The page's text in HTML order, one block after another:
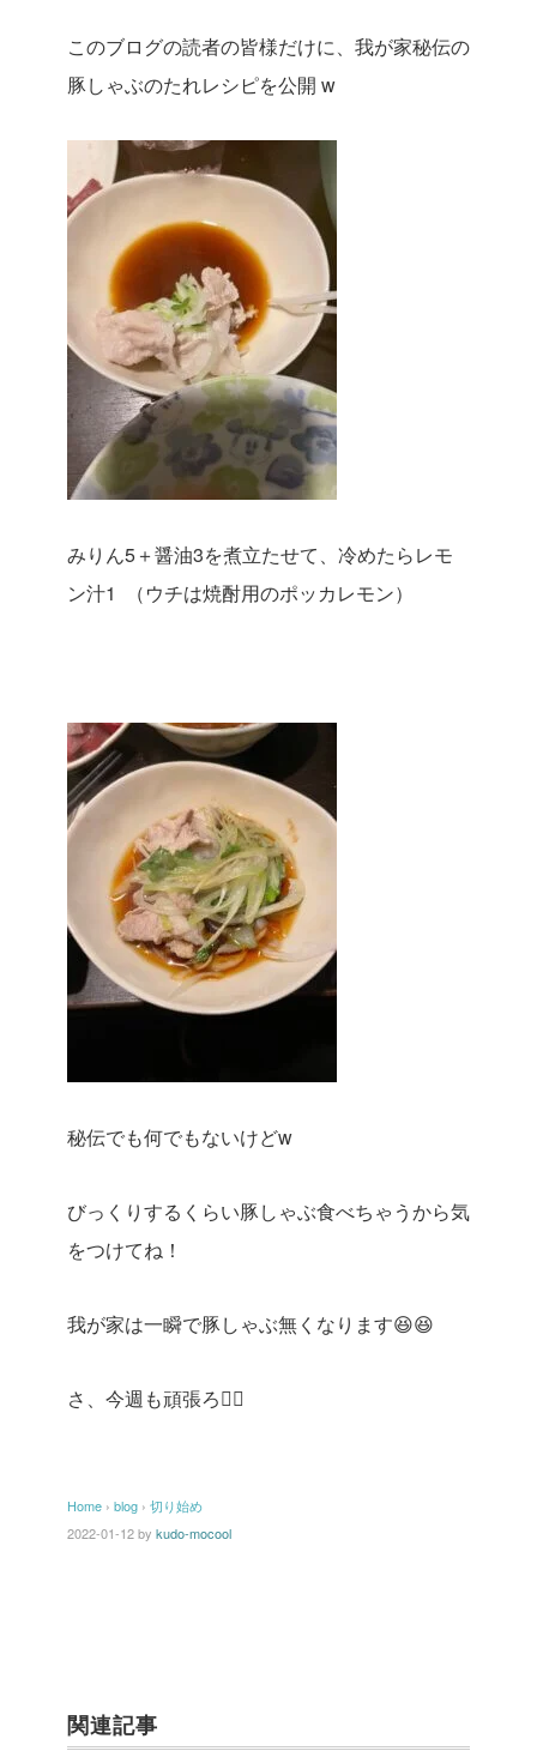
このブログの読者の皆様だけに、我が家秘伝の
豚しゃぶのたれレシピを公開 w
みりん5＋醤油3を煮立たせて、冷めたらレモ
ン汁1 （ウチは焼酎用のポッカレモン）
秘伝でも何でもないけどw
びっくりするくらい豚しゃぶ食べちゃうから気
をつけてね！
我が家は一瞬で豚しゃぶ無くなります😆😆
さ、今週も頑張ろ💇‍♀️
Home › blog › 切り始め
2022-01-12by kudo-mocool
関連記事